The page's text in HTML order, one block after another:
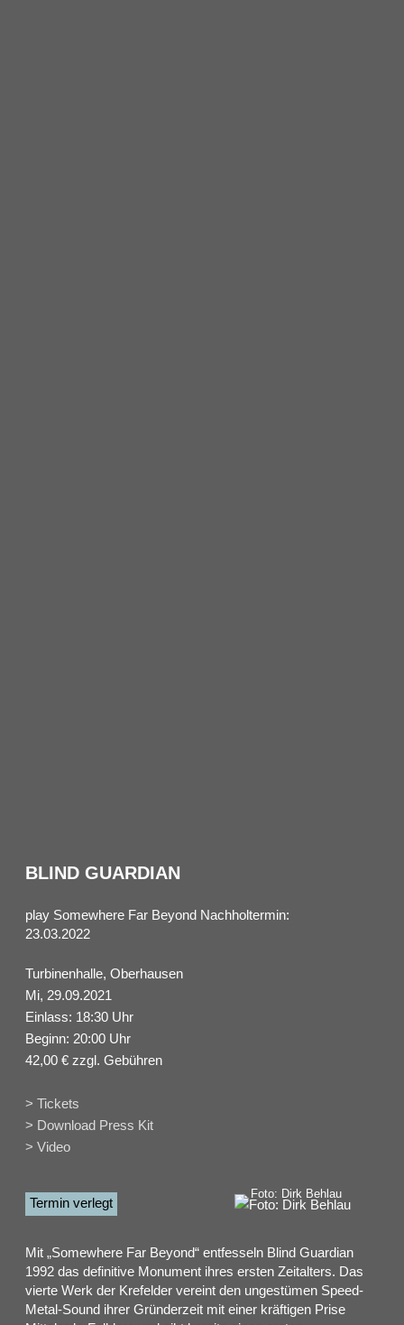
BLIND GUARDIAN
play Somewhere Far Beyond Nachholtermin:
23.03.2022
Turbinenhalle, Oberhausen
Mi, 29.09.2021
Einlass: 18:30 Uhr
Beginn: 20:00 Uhr
42,00 € zzgl. Gebühren
> Tickets
> Download Press Kit
> Video
Termin verlegt
Foto: Dirk Behlau
Mit „Somewhere Far Beyond“ entfesseln Blind Guardian
1992 das definitive Monument ihres ersten Zeitalters. Das
vierte Werk der Krefelder vereint den ungestümen Speed-
Metal-Sound ihrer Gründerzeit mit einer kräftigen Prise